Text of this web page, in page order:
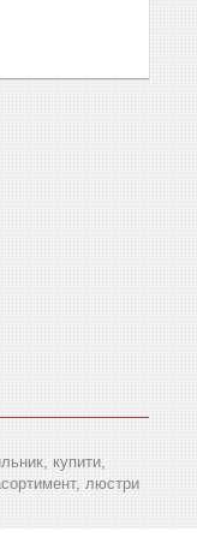
купити,
люстри